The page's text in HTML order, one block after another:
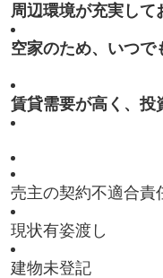
周辺環境が充実し
空家のため、いつで
賃貸需要が高く、投
売主の契約不適合責
現状有姿渡し
建物未登記